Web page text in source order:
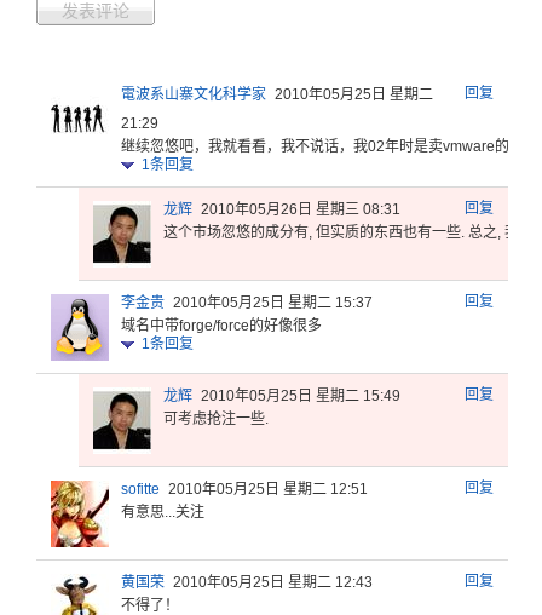
发表评论
回复
電波系山寨文化科学家 2010年05月25日 星期二
21:29
继续忽悠吧，我就看看，我不说话，我02年时是卖vmware的
1条回复
回复
龙辉 2010年05月26日 星期三 08:31
这个市场忽悠的成分有, 但实质的东西也有一些. 总之, 我也
回复
李金贵 2010年05月25日 星期二 15:37
域名中带forge/force的好像很多
1条回复
回复
龙辉 2010年05月25日 星期二 15:49
可考虑抢注一些.
回复
sofitte 2010年05月25日 星期二 12:51
有意思...关注
回复
黄国荣 2010年05月25日 星期二 12:43
不得了！